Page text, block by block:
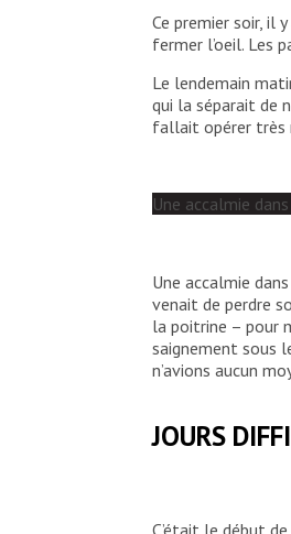
Ce premier soir, il
fermer l’oeil. Les
Le lendemain
qui la séparait de
fallait opérer très
Une accalmie
Une accalmie
venait de perdre
la poitrine – pour
saignement sous
n’avions aucun
JOURS
C’était le début